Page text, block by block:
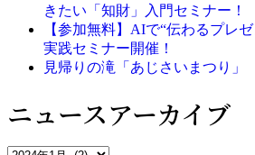
きたい「知財」入門セミナー！
【参加無料】AIで“伝わるプレ
実践セミナー開催！
見帰りの滝「あじさいまつり」
ニュースアーカイブ